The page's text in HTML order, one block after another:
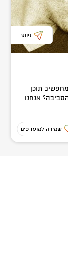
ניווט
מחפשים תוכן
אנחנו
שמירה למועדפים